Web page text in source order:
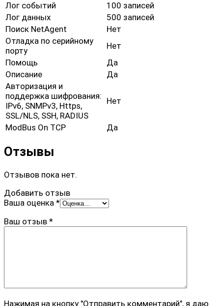
Лог событий
100 записей
Лог данных
500 записей
Поиск NetAgent
Нет
Отладка по серийному
порту
Нет
Помощь
Да
Описание
Да
Авторизация и
поддержка шифрования:
IPv6, SNMPv3, Https,
SSL/NLS, SSH, RADIUS
Нет
ModBus On TCP Да
Отзывы
Отзывов пока нет.
Добавить отзыв
Ваша оценка *
Ваш отзыв *
Нажимая на кнопку "Отправить комментарий", я даю